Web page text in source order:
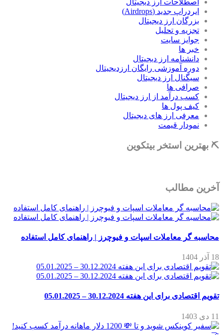
ایردراپ جدید (Airdrops)
بزرگان ارز دیجیتال
تجزیه و تحلیل
جوایز سایت
خبر ها
دانشنامه ارز دیجیتال
دوره آموزشی رایگان ارزدیجیتال
سیگنال ارز دیجیتال
صرافی ها
کسب درآمد از ارز دیجیتال
کیف پول ها
معرفی ارز های دیجیتال
نمودار قیمت
⛏ بهترین استخر بیتکوین
آخرین مطالب
محاسبه گر معاملات اسپات و فیوچرز | راهنمای کامل استفاده
18 آذر 1404
تقویم اقتصادی برای این هفته 30.12.2024 – 05.01.2025
11 دی 1403